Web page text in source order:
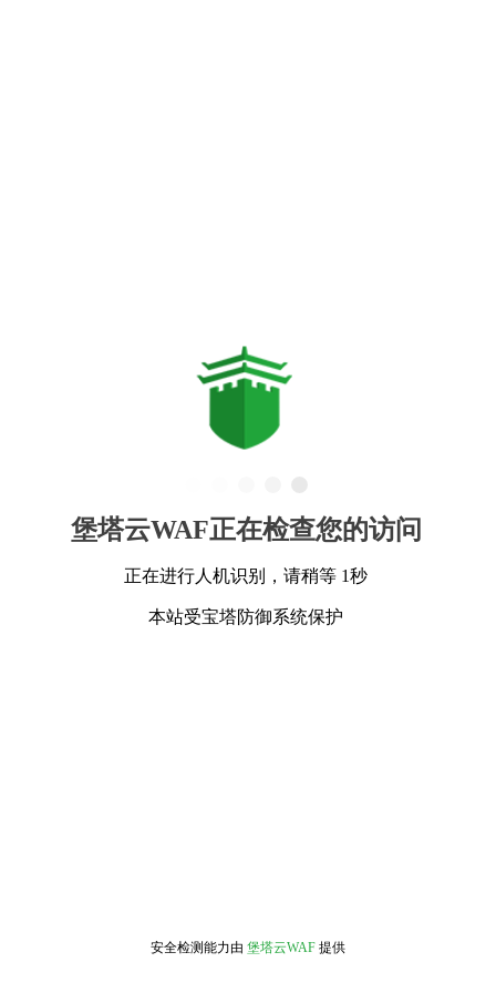
堡塔云WAF正在检查您的访问
正在进行人机识别，请稍等 1秒
本站受宝塔防御系统保护
安全检测能力由 堡塔云WAF 提供